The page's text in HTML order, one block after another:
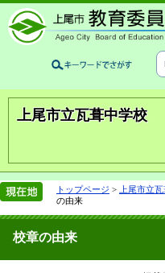
上尾市立瓦葺中学校
トップページ > 上尾市立
の由来
校章の由来